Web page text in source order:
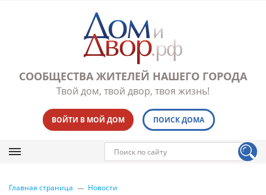
СООБЩЕСТВА ЖИТЕЛЕЙ НАШЕГО ГОРОДА
Твой дом, твой двор, твоя жизнь!
ВОЙТИ В МОЙ ДОМ ПОИСК ДОМА
Главная страница Новости